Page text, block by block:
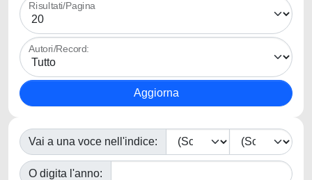
Risultati/Pagina
Autori/Record:
Vai a una voce nell'indice:
O digita l'anno: